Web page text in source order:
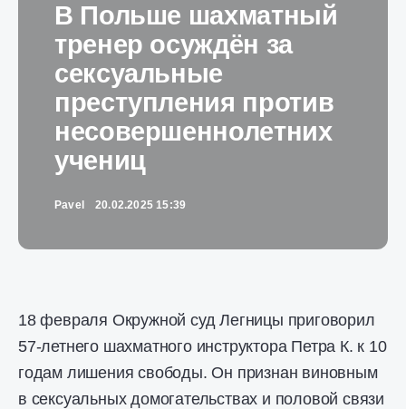
В Польше шахматный
тренер осуждён за
сексуальные
преступления против
несовершеннолетних
учениц
Pavel 20.02.2025 15:39
18 февраля Окружной суд Легницы приговорил
57-летнего шахматного инструктора Петра К. к 10
годам лишения свободы. Он признан виновным
в сексуальных домогательствах и половой связи